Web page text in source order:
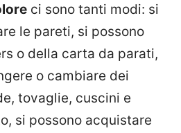
ci sono tanti modi: si
le pareti, si possono
o della carta da parati,
o cambiare dei
tovaglie, cuscini e
si possono acquistare